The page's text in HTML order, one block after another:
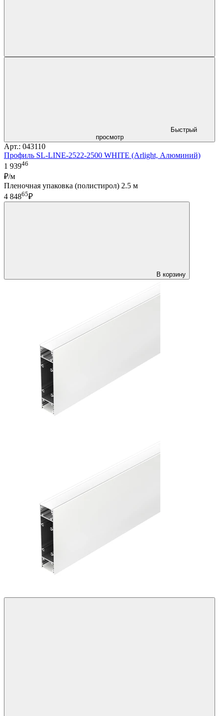
Быстрый
просмотр
Арт.: 043110
Профиль SL-LINE-2522-2500 WHITE (Arlight, Алюминий)
1 93946
₽/м
Пленочная упаковка (полистирол) 2.5 м
4 84865₽
В корзину